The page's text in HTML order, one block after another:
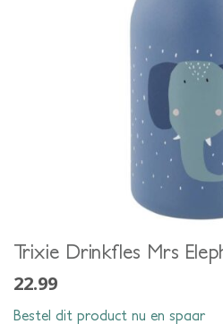
Trixie Drinkfles Mrs
22.99
Bestel dit product nu en spaar